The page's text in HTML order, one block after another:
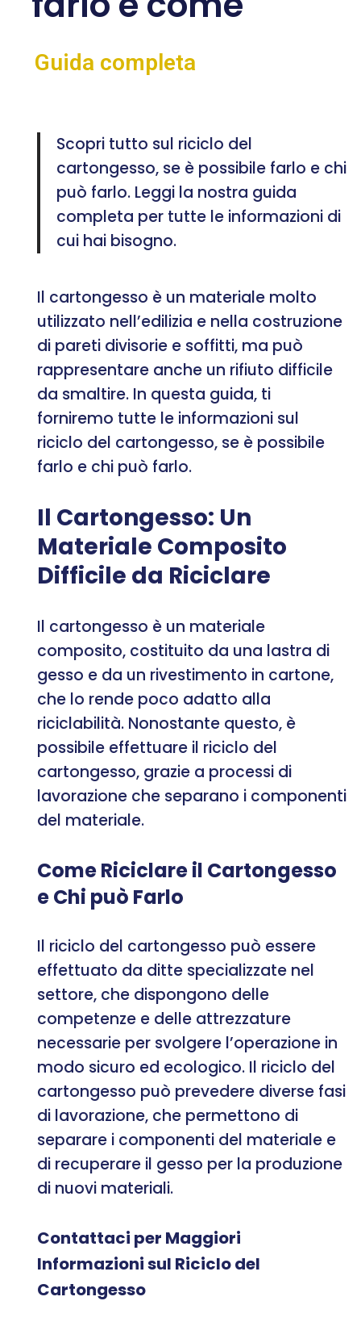
Guida completa
Scopri tutto sul riciclo del
cartongesso, se è possibile farlo e chi
può farlo. Leggi la nostra guida
completa per tutte le informazioni di
cui hai bisogno.
Il cartongesso è un materiale molto
utilizzato nell’edilizia e nella costruzione
di pareti divisorie e soffitti, ma può
rappresentare anche un rifiuto difficile
da smaltire. In questa guida, ti
forniremo tutte le informazioni sul
riciclo del cartongesso, se è possibile
farlo e chi può farlo.
Il Cartongesso: Un
Materiale Composito
Difficile da Riciclare
Il cartongesso è un materiale
composito, costituito da una lastra di
gesso e da un rivestimento in cartone,
che lo rende poco adatto alla
riciclabilità. Nonostante questo, è
possibile effettuare il riciclo del
cartongesso, grazie a processi di
lavorazione che separano i componenti
del materiale.
Come Riciclare il Cartongesso
e Chi può Farlo
Il riciclo del cartongesso può essere
effettuato da ditte specializzate nel
settore, che dispongono delle
competenze e delle attrezzature
necessarie per svolgere l’operazione in
modo sicuro ed ecologico. Il riciclo del
cartongesso può prevedere diverse fasi
di lavorazione, che permettono di
separare i componenti del materiale e
di recuperare il gesso per la produzione
di nuovi materiali.
Contattaci per Maggiori
Informazioni sul Riciclo del
Cartongesso